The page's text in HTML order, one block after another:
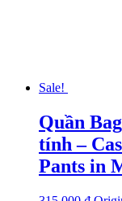
Sale!
Quần
tính –
Pants in